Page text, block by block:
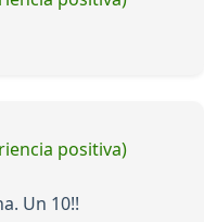
positiva)
Un 10!!